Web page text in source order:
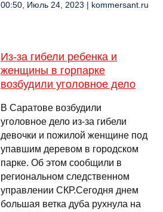
00:50, Июль 24, 2023 | kommersant.ru
Из-за гибели ребенка и
женщины в горпарке
возбудили уголовное дело
В Саратове возбудили
уголовное дело из-за гибели
девочки и пожилой женщине под
упавшим деревом в городском
парке. Об этом сообщили в
региональном следственном
управлении СКР.Сегодня днем
большая ветка дуба рухнула на